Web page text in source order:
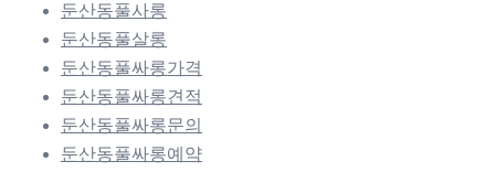
둔산동풀사롱
둔산동풀살롱
둔산동풀싸롱가격
둔산동풀싸롱견적
둔산동풀싸롱문의
둔산동풀싸롱예약